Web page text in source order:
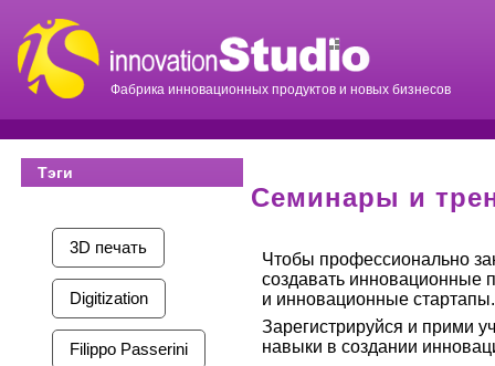
Фабрика инновационных продуктов и новых бизнесов
Тэги
3D печать
Digitization
Filippo Passerini
Семинары и
Чтобы профессионально
создавать инновационные
и инновационные стартапы.
Зарегистрируйся и прими
навыки в создании